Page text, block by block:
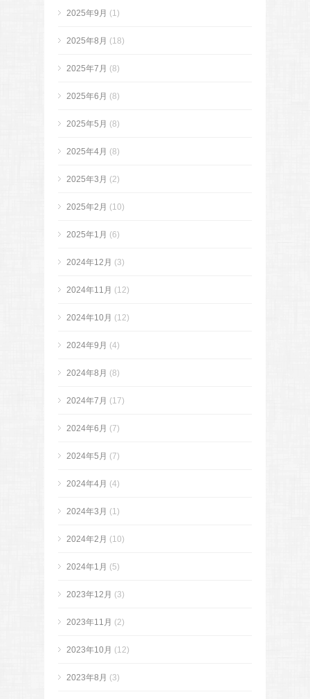
2025年9月 (1)
2025年8月 (18)
2025年7月 (8)
2025年6月 (8)
2025年5月 (8)
2025年4月 (8)
2025年3月 (2)
2025年2月 (10)
2025年1月 (6)
2024年12月 (3)
2024年11月 (12)
2024年10月 (12)
2024年9月 (4)
2024年8月 (8)
2024年7月 (17)
2024年6月 (7)
2024年5月 (7)
2024年4月 (4)
2024年3月 (1)
2024年2月 (10)
2024年1月 (5)
2023年12月 (3)
2023年11月 (2)
2023年10月 (12)
2023年8月 (3)